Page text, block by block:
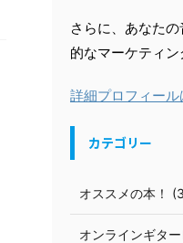
さらに、あなた
的なマーケティ
詳細プロフィール
カテゴリー
オススメの本！
オンラインギタ